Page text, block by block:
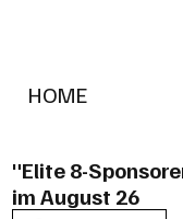
HOME
"Elite 8-
im August 26